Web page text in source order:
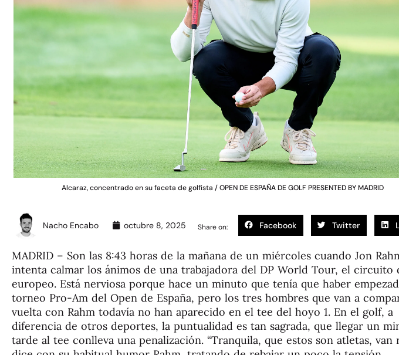
Alcaraz, concentrado en su faceta de golfista / OPEN DE ESPAÑA DE GOLF PRESENTED BY MADRID
Nacho Encabo octubre 8, 2025 Share on: Facebook Twitter
MADRID – Son las 8:43 horas de la mañana de un miércoles cuando Jon
intenta calmar los ánimos de una trabajadora del DP World Tour, el circuito
europeo. Está nerviosa porque hace un minuto que tenía que haber
torneo Pro-Am del Open de España, pero los tres hombres que van a
vuelta con Rahm todavía no han aparecido en el tee del hoyo 1. En el golf, a
diferencia de otros deportes, la puntualidad es tan sagrada, que llegar un
tarde al tee conlleva una penalización. “Tranquila, que estos son atletas, van